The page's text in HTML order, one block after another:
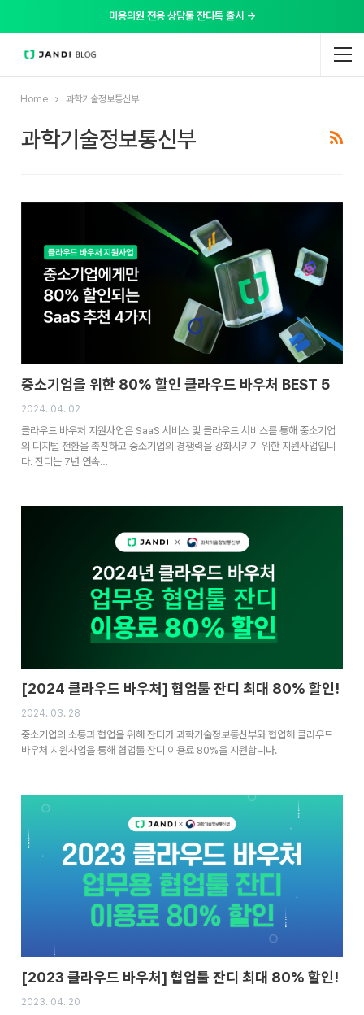
미용의원 전용 상담툴 잔디톡 출시 →
Home 과학기술정보통신부
과학기술정보통신부
중소기업을 위한 80% 할인 클라우드 바우처 BEST 5
2024. 04. 02
클라우드 바우처 지원사업은 SaaS 서비스 및 클라우드 서비스를 통해 중소기업
의 디지털 전환을 촉진하고 중소기업의 경쟁력을 강화시키기 위한 지원사업입니
다. 잔디는 7년 연속…
[2024 클라우드 바우처] 협업툴 잔디 최대 80% 할인!
2024. 03. 28
중소기업의 소통과 협업을 위해 잔디가 과학기술정보통신부와 협업해 클라우드
바우처 지원사업을 통해 협업툴 잔디 이용료 80%을 지원합니다.
[2023 클라우드 바우처] 협업툴 잔디 최대 80% 할인!
2023. 04. 20